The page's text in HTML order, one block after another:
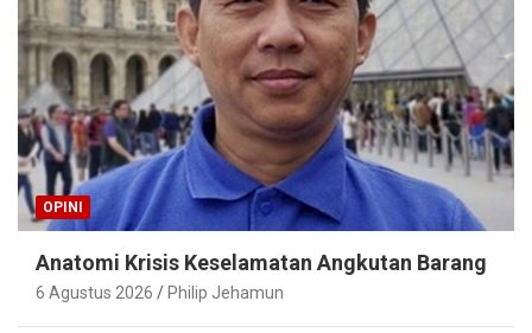
OPINI
Anatomi Krisis Keselamatan Angkutan Barang
6 Agustus 2026 Philip Jehamun